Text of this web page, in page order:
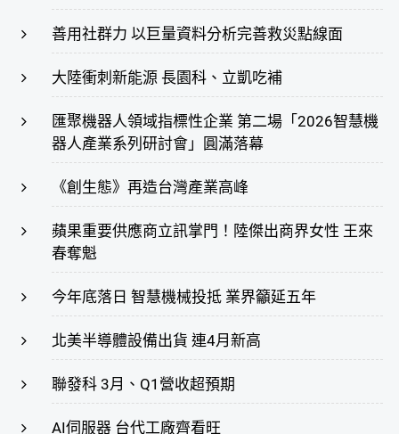
善用社群力 以巨量資料分析完善救災點線面
大陸衝刺新能源 長園科、立凱吃補
匯聚機器人領域指標性企業 第二場「2026智慧機
器人產業系列研討會」圓滿落幕
《創生態》再造台灣產業高峰
蘋果重要供應商立訊掌門！陸傑出商界女性 王來
春奪魁
今年底落日 智慧機械投抵 業界籲延五年
北美半導體設備出貨 連4月新高
聯發科 3月、Q1營收超預期
AI伺服器 台代工廠齊看旺